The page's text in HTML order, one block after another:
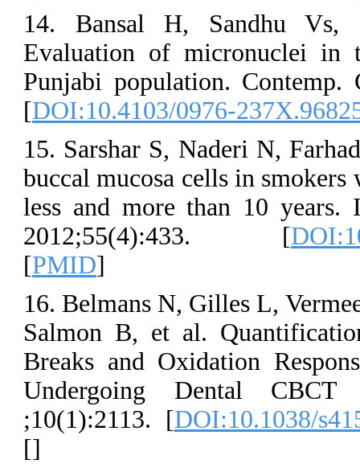
14. Bansal
Evaluation of
Punjabi
[DOI:10.4103/
15. Sarshar S,
buccal
less and
16. Belmans
Salmon B, et
Breaks and
Undergoing
;10(1):2113. [